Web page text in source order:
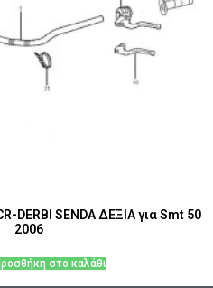
DERBI SENDA ΔΕΞΙΑ για Smt 50
2006
στο καλάθι